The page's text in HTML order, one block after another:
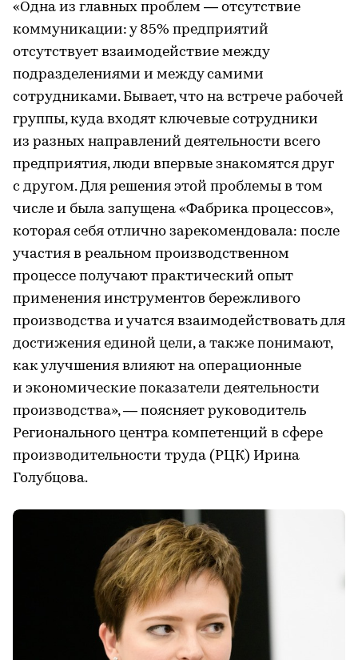
«Одна из главных проблем — отсутствие
коммуникации: у 85% предприятий
отсутствует взаимодействие между
подразделениями и между самими
сотрудниками. Бывает, что на встрече рабочей
группы, куда входят ключевые сотрудники
из разных направлений деятельности всего
предприятия, люди впервые знакомятся друг
с другом. Для решения этой проблемы в том
числе и была запущена «Фабрика процессов»,
которая себя отлично зарекомендовала: после
участия в реальном производственном
процессе получают практический опыт
применения инструментов бережливого
производства и учатся взаимодействовать для
достижения единой цели, а также понимают,
как улучшения влияют на операционные
и экономические показатели деятельности
производства», — поясняет руководитель
Регионального центра компетенций в сфере
производительности труда (РЦК) Ирина
Голубцова.